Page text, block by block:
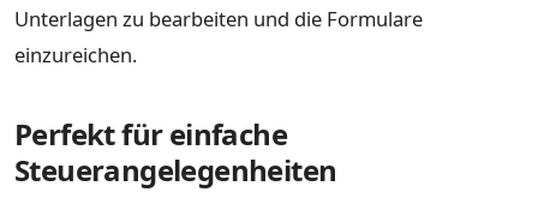
Unterlagen zu bearbeiten und die Formulare
einzureichen.
Perfekt für einfache
Steuerangelegenheiten